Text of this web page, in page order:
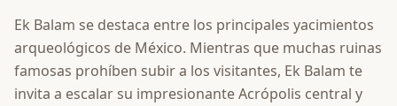
Ek Balam se destaca entre los principales yacimientos
arqueológicos de México. Mientras que muchas ruinas
famosas prohíben subir a los visitantes, Ek Balam te
invita a escalar su impresionante Acrópolis central y